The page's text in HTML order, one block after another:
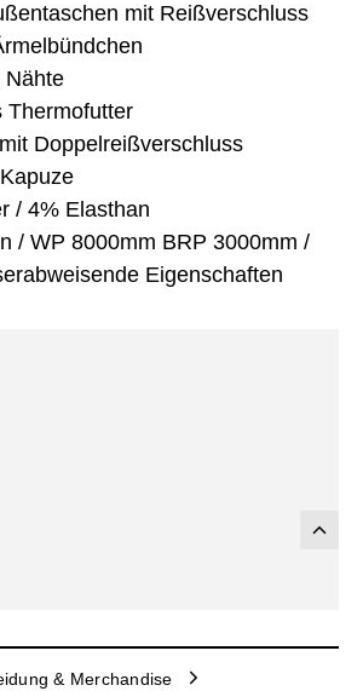
mit Reißverschluss
Nähte
Thermofutter
Doppelreißverschluss
/ 4% Elasthan
/ WP 8000mm BRP 3000mm /
Eigenschaften
& Merchandise